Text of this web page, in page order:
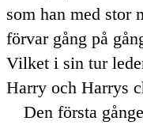
som han med stor
förvar gång på
Vilket i sin tur
Harry och Harrys
Den första